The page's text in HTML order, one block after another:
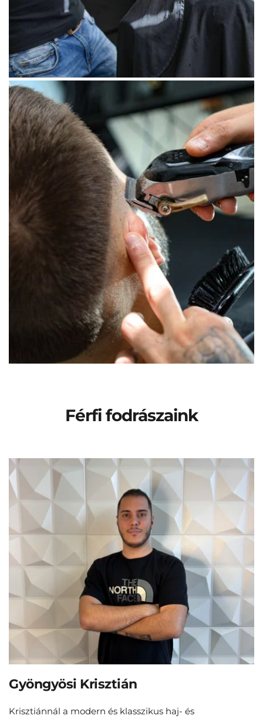
Férfi fodrászaink
Gyöngyösi Krisztián
Krisztiánnál a modern és klasszikus haj- és